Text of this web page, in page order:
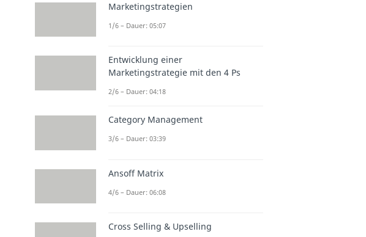
Marketingstrategien
1/6 – Dauer: 05:07
Entwicklung einer
Marketingstrategie mit den 4 Ps
2/6 – Dauer: 04:18
Category Management
3/6 – Dauer: 03:39
Ansoff Matrix
4/6 – Dauer: 06:08
Cross Selling & Upselling